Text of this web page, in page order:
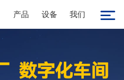
产品 设备 我们